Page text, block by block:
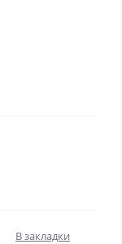
В закладки